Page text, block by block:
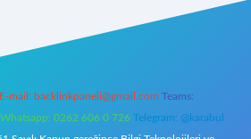
E-mail: backlinkpaneli@gmail.com Teams:
Whatsapp: 0262 606 0 726 Telegram: @karabul